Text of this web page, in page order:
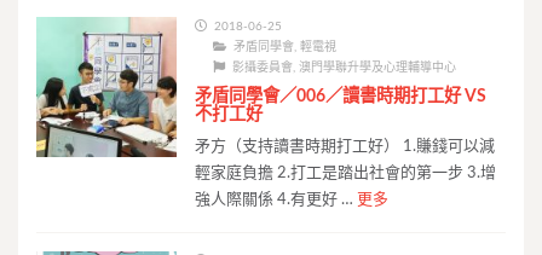
2018-06-25
矛盾同學會
輕電視
影攝委員會 ,澳門學聯升學及心理輔導中心
矛盾同學會／006／讀書時期打工好 VS
不打工好
矛方（支持讀書時期打工好） 1.賺錢可以減
輕家庭負擔 2.打工是踏出社會的第一步 3.增
強人際關係 4.有更好 … 更多